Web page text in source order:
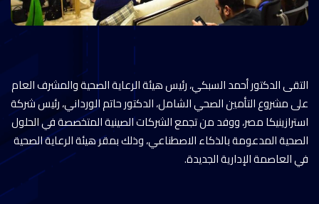
التقى الدكتور أحمد السبكي، رئيس هيئة الرعاية الصحية والمشرف العام
على مشروع التأمين الصحي الشامل، الدكتور حاتم الورداني، رئيس شركة
استرازينيكا مصر، ووفد من تجمع الشركات الصينية المتخصصة في الحلول
الصحية المدعومة بالذكاء الاصطناعي، وذلك بمقر هيئة الرعاية الصحية
في العاصمة الإدارية الجديدة.